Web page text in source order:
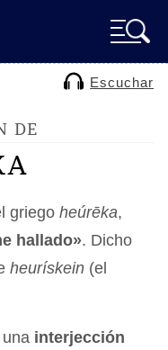
Escuchar
DE
griego heúrēka,
hallado». Dicho
heurískein (el
interjección